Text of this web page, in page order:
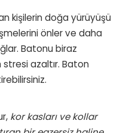
kişilerin doğa yürüyüşü
önler ve daha
Batonu biraz
azaltır. Baton
kor kasları ve kollar